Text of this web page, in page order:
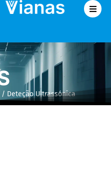
/ Deteção Ultrassónica